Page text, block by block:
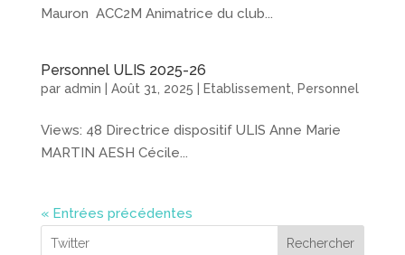
Mauron ACC2M Animatrice du club...
Personnel ULIS 2025-26
par admin Août 31, 2025 Etablissement Personnel
Views: 48 Directrice dispositif ULIS Anne Marie
MARTIN AESH Cécile...
« Entrées précédentes
Rechercher